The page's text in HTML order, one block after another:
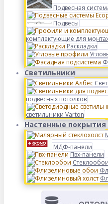
Подвесная
Подвесы
комплектующие для
Раскладки
Светильники
подвесных потолков
светильники Varton
Настенные покрытия
МДФ-панели
Пвх-панели
Стеклообои